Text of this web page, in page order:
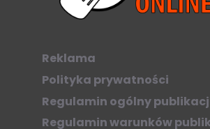
Reklama
Polityka prywatności
Regulamin ogólny
Regulamin warunków